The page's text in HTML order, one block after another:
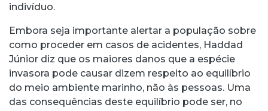
indivíduo.
Embora seja importante alertar a população sobre
como proceder em casos de acidentes, Haddad
Júnior diz que os maiores danos que a espécie
invasora pode causar dizem respeito ao equilíbrio
do meio ambiente marinho, não às pessoas. Uma
das consequências deste equilíbrio pode ser, no